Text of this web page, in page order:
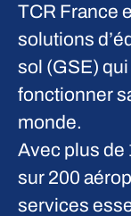
TCR France
solutions
sol (GSE)
fonctionner
monde.
Avec plus de
sur 200
services